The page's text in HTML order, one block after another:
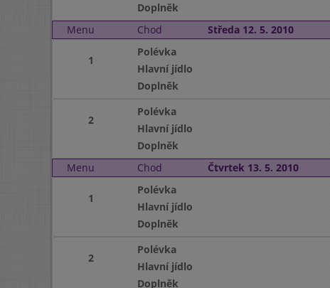
Doplněk
Menu
Chod Středa 12. 5. 2010
1
Polévka
Hlavní jídlo
Doplněk
2
Polévka
Hlavní jídlo
Doplněk
Menu
Chod Čtvrtek 13. 5. 2010
1
Polévka
Hlavní jídlo
Doplněk
2
Polévka
Hlavní jídlo
Doplněk